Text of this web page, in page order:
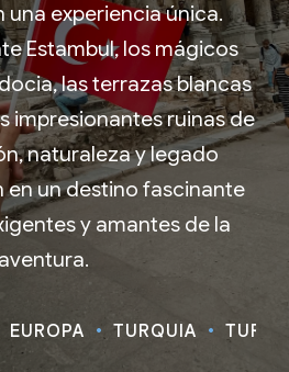
una experiencia única.
Estambul, los mágicos
las terrazas blancas
impresionantes ruinas de
naturaleza y legado
en un destino fascinante
y amantes de la
aventura.
EUROPA TURQUÍA